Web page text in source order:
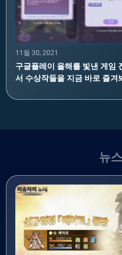
11월 30, 2021
구글플레이 올해를 빛낸 게임
서 수상작들을 지금 바로 즐겨
뉴스